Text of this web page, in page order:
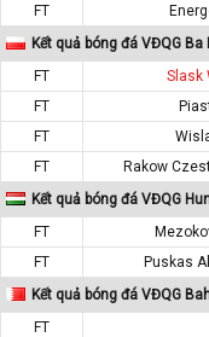
FT
Kết quả bóng đá VĐQG Ba
FT
Slask
FT
FT
FT
Rakow
Kết quả bóng đá VĐQG
FT
FT
Puskas
Kết quả bóng đá VĐQG
FT